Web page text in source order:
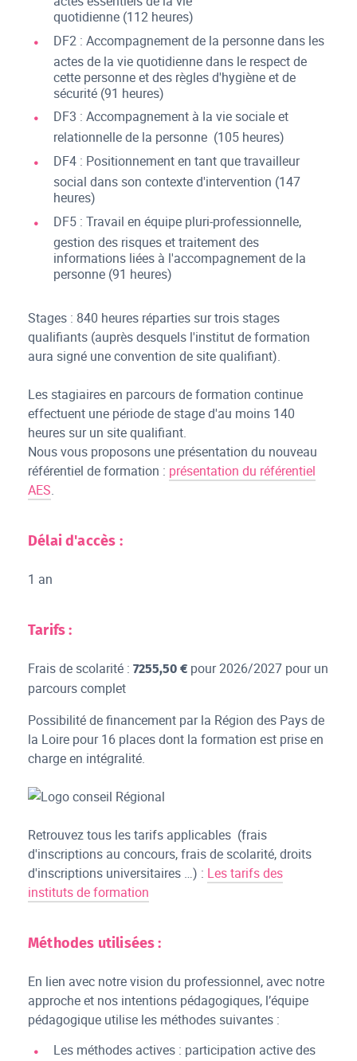
quotidienne (112 heures)
DF2 : Accompagnement de la personne dans les
actes de la vie quotidienne dans le respect de
cette personne et des règles d'hygiène et de
sécurité (91 heures)
DF3 : Accompagnement à la vie sociale et
relationnelle de la personne (105 heures)
DF4 : Positionnement en tant que travailleur
social dans son contexte d'intervention (147
heures)
DF5 : Travail en équipe pluri-professionnelle,
gestion des risques et traitement des
informations liées à l'accompagnement de la
personne (91 heures)
Stages : 840 heures réparties sur trois stages
qualifiants (auprès desquels l'institut de formation
aura signé une convention de site qualifiant).
Les stagiaires en parcours de formation continue
effectuent une période de stage d'au moins 140
heures sur un site qualifiant.
Nous vous proposons une présentation du nouveau
référentiel de formation : présentation du référentiel
AES.
Délai d'accès :
1 an
Tarifs :
Frais de scolarité :7255,50 € pour 2026/2027 pour un
parcours complet
Possibilité de financement par la Région des Pays de
la Loire pour 16 places dont la formation est prise en
charge en intégralité.
Retrouvez tous les tarifs applicables (frais
d'inscriptions au concours, frais de scolarité, droits
d'inscriptions universitaires …) : Les tarifs des
instituts de formation
Méthodes utilisées :
En lien avec notre vision du professionnel, avec notre
approche et nos intentions pédagogiques, l’équipe
pédagogique utilise les méthodes suivantes :
Les méthodes actives : participation active des